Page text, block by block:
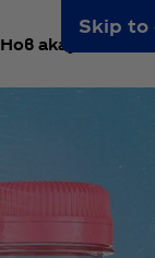
Skip to
Нов акаунт